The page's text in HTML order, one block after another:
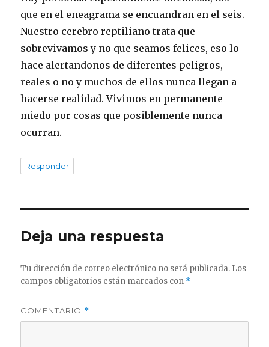
que en el eneagrama se encuandran en el seis.
Nuestro cerebro reptiliano trata que
sobrevivamos y no que seamos felices, eso lo
hace alertandonos de diferentes peligros,
reales o no y muchos de ellos nunca llegan a
hacerse realidad. Vivimos en permanente
miedo por cosas que posiblemente nunca
ocurran.
Responder
Deja una respuesta
Tu dirección de correo electrónico no será publicada. Los
campos obligatorios están marcados con *
COMENTARIO *